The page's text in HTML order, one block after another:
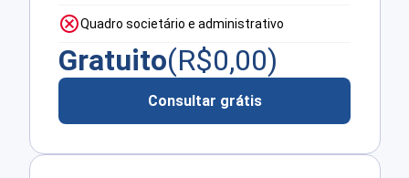
Quadro societário e administrativo
Gratuito(R$0,00)
Consultar grátis